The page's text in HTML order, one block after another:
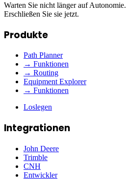
Warten Sie nicht länger auf Autonomie.
Erschließen Sie sie jetzt.
Produkte
Path Planner
→ Funktionen
→ Routing
Equipment Explorer
→ Funktionen
Loslegen
Integrationen
John Deere
Trimble
CNH
Entwickler